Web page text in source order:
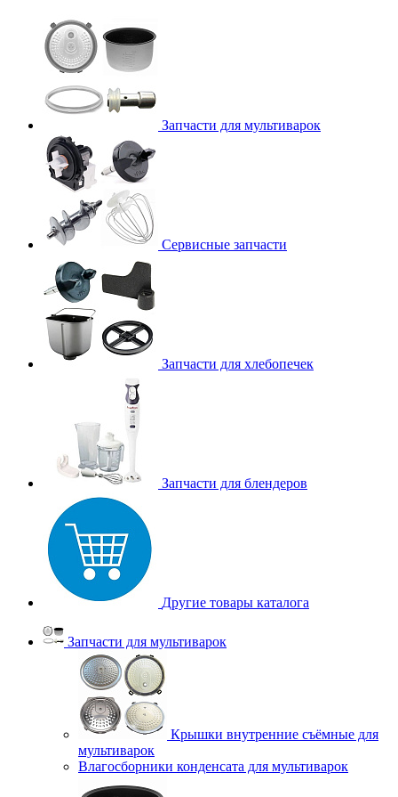
Запчасти для мультиварок
Сервисные запчасти
Запчасти для хлебопечек
Запчасти для блендеров
Другие товары каталога
Запчасти для мультиварок
Крышки внутренние съёмные для
мультиварок
Влагосборники конденсата для мультиварок